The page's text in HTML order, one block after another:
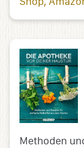
Methoden